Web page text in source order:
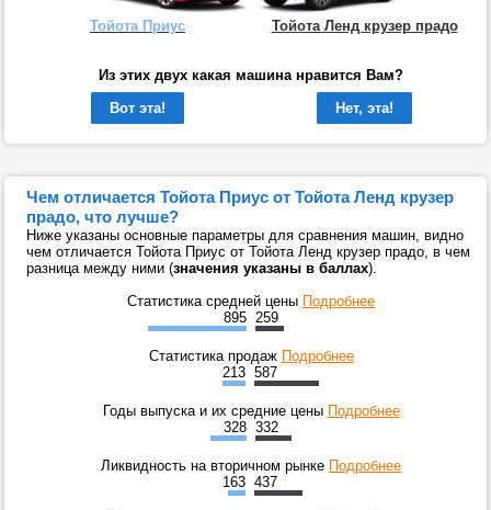
Тойота Приус Тойота Ленд крузер прадо
Из этих двух какая машина нравится Вам?
Вот эта!
Нет, эта!
Чем отличается Тойота Приус от Тойота Ленд крузер
прадо, что лучше?
Ниже указаны основные параметры для сравнения машин, видно
чем отличается Тойота Приус от Тойота Ленд крузер прадо, в чем
разница между ними (значения указаны в баллах).
Статистика средней цены Подробнее
895 259
Статистика продаж Подробнее
213 587
Годы выпуска и их средние цены Подробнее
328 332
Ликвидность на вторичном рынке Подробнее
163 437